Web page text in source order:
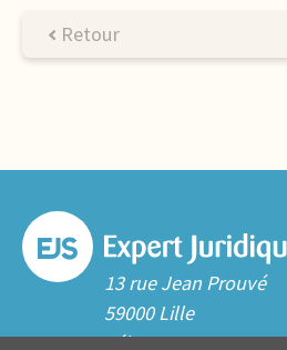
Retour
13 rue Jean Prouvé
59000 Lille
Tél. 03 20 06 70 10